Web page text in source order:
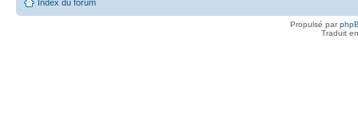
Index du forum
Propulsé par
Traduit